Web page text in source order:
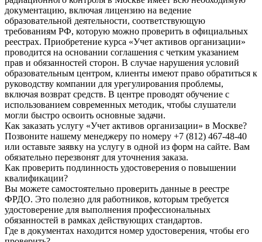
документацию, включая лицензию на ведение
образовательной деятельности, соответствующую
требованиям РФ, которую можно проверить в официальных
реестрах. Приобретение курса «Учет активов организации»
проводится на основании соглашения с четким указанием
прав и обязанностей сторон. В случае нарушения условий
образовательным центром, клиенты имеют право обратиться к
руководству компании для урегулирования проблемы,
включая возврат средств. В центре проводят обучение с
использованием современных методик, чтобы слушатели
могли быстро освоить основные задачи.
Как заказать услугу «Учет активов организации» в Москве?
Позвоните нашему менеджеру по номеру +7 (812) 467-48-40
или оставьте заявку на услугу в одной из форм на сайте. Вам
обязательно перезвонят для уточнения заказа.
Как проверить подлинность удостоверения о повышении
квалификации?
Вы можете самостоятельно проверить данные в реестре
ФРДО. Это полезно для работников, которым требуется
удостоверение для выполнения профессиональных
обязанностей в рамках действующих стандартов.
Где в документах находится номер удостоверения, чтобы его